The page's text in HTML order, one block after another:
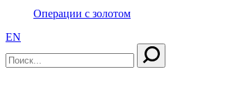
Операции с золотом
EN